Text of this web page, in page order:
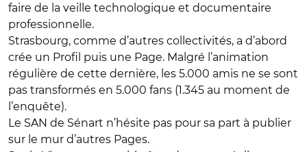
faire de la veille technologique et documentaire
professionnelle.
Strasbourg, comme d’autres collectivités, a d’abord
crée un Profil puis une Page. Malgré l’animation
régulière de cette dernière, les 5.000 amis ne se sont
pas transformés en 5.000 fans (1.345 au moment de
l’enquête).
Le SAN de Sénart n’hésite pas pour sa part à publier
sur le mur d’autres Pages.